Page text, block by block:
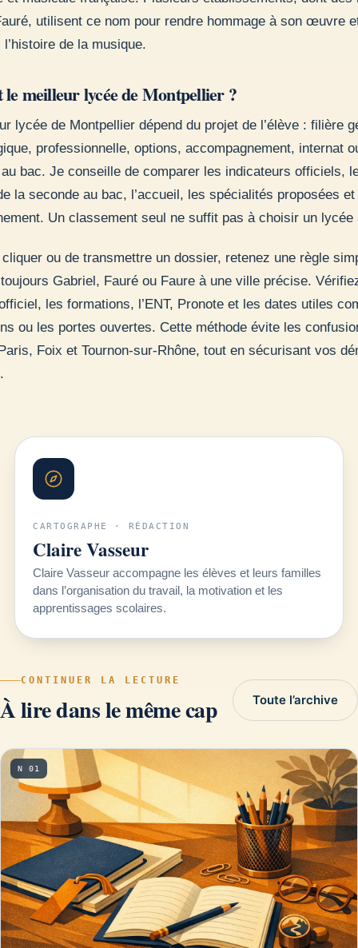
utilisent ce nom pour rendre hommage à son œuvre
de la musique.
le meilleur lycée de Montpellier ?
lycée de Montpellier dépend du projet de l’élève : filière
professionnelle, options, accompagnement, internat
bac. Je conseille de comparer les indicateurs officiels,
la seconde au bac, l’accueil, les spécialités proposées et
Un classement seul ne suffit pas à choisir un lycée
ou de transmettre un dossier, retenez une règle
Gabriel, Fauré ou Faure à une ville précise.
les formations, l’ENT, Pronote et les dates utiles
ou les portes ouvertes. Cette méthode évite les
Foix et Tournon-sur-Rhône, tout en sécurisant vos
CARTOGRAPHE · RÉDACTION
Claire Vasseur
Claire Vasseur accompagne les élèves et leurs familles
dans l’organisation du travail, la motivation et les
apprentissages scolaires.
CONTINUER LA LECTURE
À lire dans le même cap Toute l’archive
N 01